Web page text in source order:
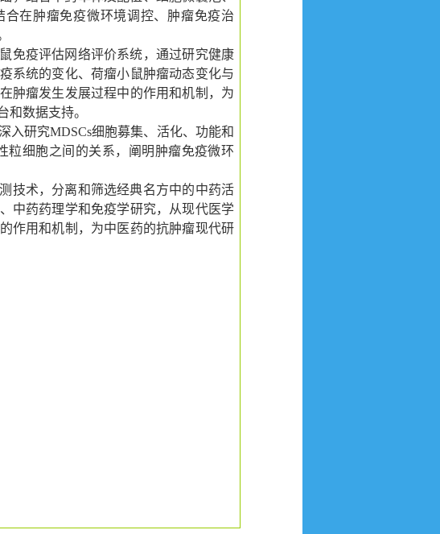
在肿瘤免疫微环境调控、肿瘤免疫治
免疫评估网络评价系统，通过研究健康
系统的变化、荷瘤小鼠肿瘤动态变化与
肿瘤发生发展过程中的作用和机制，为
和数据支持。
入研究MDSCs细胞募集、活化、功能和
粒细胞之间的关系，阐明肿瘤免疫微环
技术，分离和筛选经典名方中的中药活
中药药理学和免疫学研究，从现代医学
作用和机制，为中医药的抗肿瘤现代研